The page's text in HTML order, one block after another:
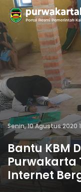
Senin, 10 Agustus 2020
Bantu KBM
Purwakarta
Internet